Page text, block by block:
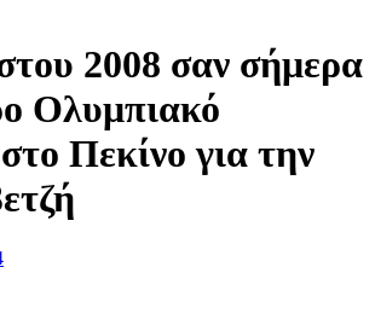
2008 σαν σήμερα
Ολυμπιακό
Πεκίνο για την